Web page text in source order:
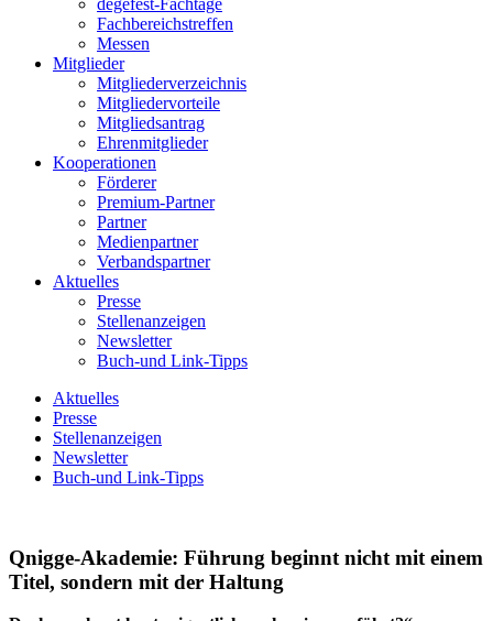
degefest-Fachtage
Fachbereichstreffen
Messen
Mitglieder
Mitgliederverzeichnis
Mitgliedervorteile
Mitgliedsantrag
Ehrenmitglieder
Kooperationen
Förderer
Premium-Partner
Partner
Medienpartner
Verbandspartner
Aktuelles
Presse
Stellenanzeigen
Newsletter
Buch-und Link-Tipps
Aktuelles
Presse
Stellenanzeigen
Newsletter
Buch-und Link-Tipps
Qnigge-Akademie: Führung beginnt nicht mit einem
Titel, sondern mit der Haltung